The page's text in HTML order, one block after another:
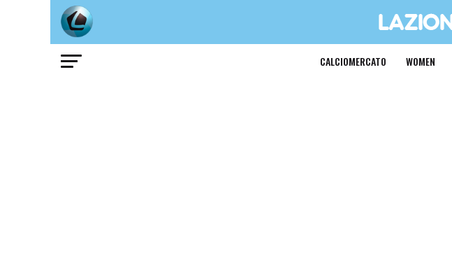
CALCIOMERCATO WOMEN